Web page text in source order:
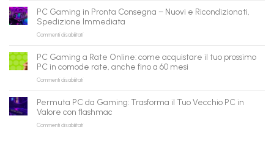
AI:
il
tuo
assistente
può
fare
shopping
qui
ricondizionati
all’ingrosso:
la
B2B
flashmac
per
PC Gaming in Pronta Consegna – Nuovi e Ricondizionati,
Spedizione Immediata
Commenti disabilitatisu
Gaming
in
Pronta
Consegna
Nuovi
Ricondizionati,
Spedizione
PC Gaming a Rate Online: come acquistare il tuo prossimo
PC in comode rate, anche fino a 60 mesi
Commenti disabilitatisu
Gaming
a
Rate
Online:
Permuta PC da Gaming: Trasforma il Tuo Vecchio PC in
Valore con flashmac
Commenti disabilitatisu